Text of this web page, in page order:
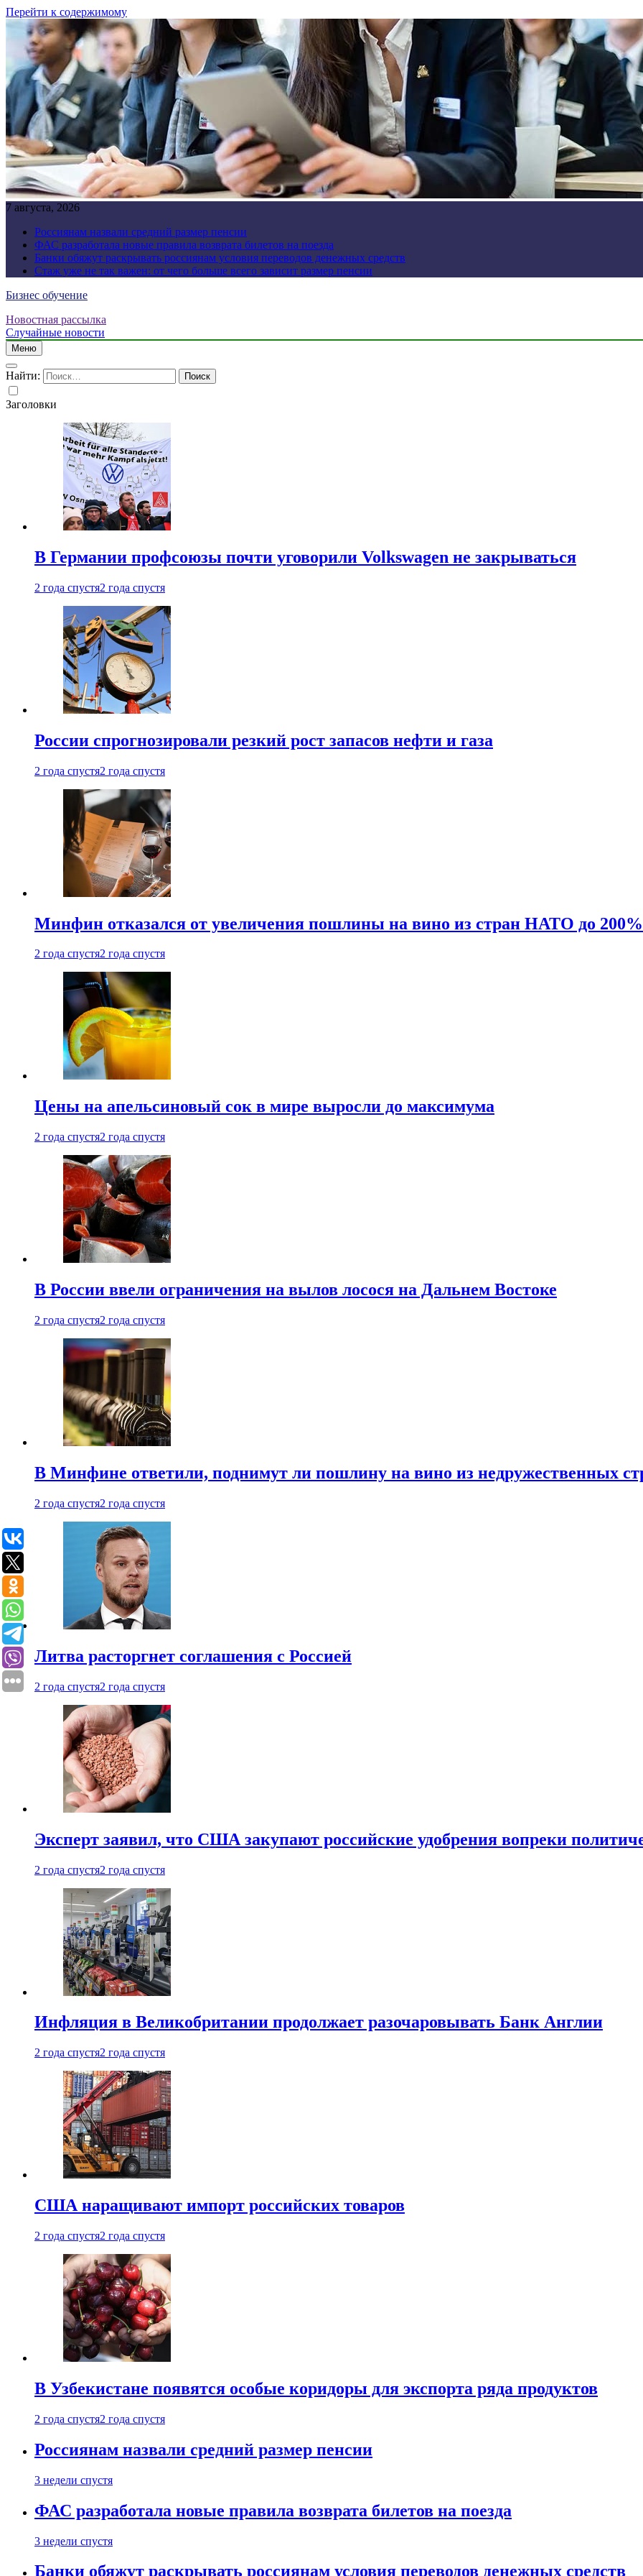
Перейти к содержимому
7 августа, 2026
Россиянам назвали средний размер пенсии
ФАС разработала новые правила возврата билетов на поезда
Банки обяжут раскрывать россиянам условия переводов денежных средств
Стаж уже не так важен: от чего больше всего зависит размер пенсии
Бизнес обучение
Новостная рассылка
Случайные новости
Меню
Найти:
Заголовки
В Германии профсоюзы почти уговорили Volkswagen не закрываться
2 года спустя2 года спустя
России спрогнозировали резкий рост запасов нефти и газа
2 года спустя2 года спустя
Минфин отказался от увеличения пошлины на вино из стран НАТО до 200%
2 года спустя2 года спустя
Цены на апельсиновый сок в мире выросли до максимума
2 года спустя2 года спустя
В России ввели ограничения на вылов лосося на Дальнем Востоке
2 года спустя2 года спустя
В Минфине ответили, поднимут ли пошлину на вино из недружественных
2 года спустя2 года спустя
Литва расторгнет соглашения с Россией
2 года спустя2 года спустя
Эксперт заявил, что США закупают российские удобрения вопреки
2 года спустя2 года спустя
Инфляция в Великобритании продолжает разочаровывать Банк Англии
2 года спустя2 года спустя
США наращивают импорт российских товаров
2 года спустя2 года спустя
В Узбекистане появятся особые коридоры для экспорта ряда продуктов
2 года спустя2 года спустя
Россиянам назвали средний размер пенсии
3 недели спустя
ФАС разработала новые правила возврата билетов на поезда
3 недели спустя
Банки обяжут раскрывать россиянам условия переводов денежных средств